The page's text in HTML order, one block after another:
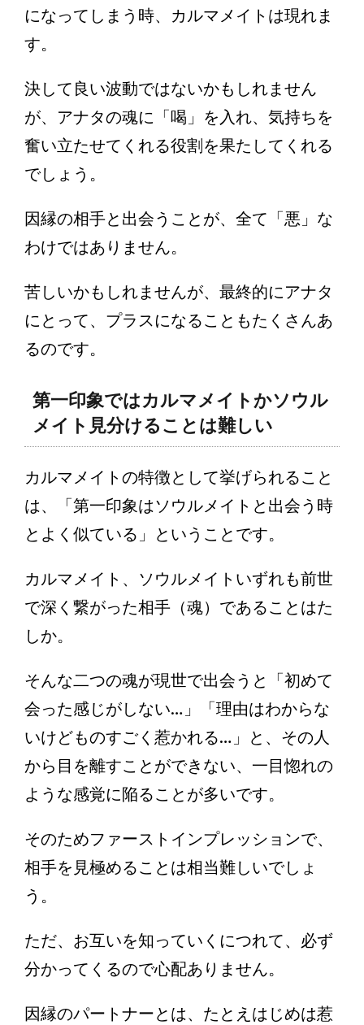
になってしまう時、カルマメイトは現れま
す。
決して良い波動ではないかもしれません
が、アナタの魂に「喝」を入れ、気持ちを
奮い立たせてくれる役割を果たしてくれる
でしょう。
因縁の相手と出会うことが、全て「悪」な
わけではありません。
苦しいかもしれませんが、最終的にアナタ
にとって、プラスになることもたくさんあ
るのです。
第一印象ではカルマメイトかソウル
メイト見分けることは難しい
カルマメイトの特徴として挙げられること
は、「第一印象はソウルメイトと出会う時
とよく似ている」ということです。
カルマメイト、ソウルメイトいずれも前世
で深く繋がった相手（魂）であることはた
しか。
そんな二つの魂が現世で出会うと「初めて
会った感じがしない…」「理由はわからな
いけどものすごく惹かれる…」と、その人
から目を離すことができない、一目惚れの
ような感覚に陥ることが多いです。
そのためファーストインプレッションで、
相手を見極めることは相当難しいでしょ
う。
ただ、お互いを知っていくにつれて、必ず
分かってくるので心配ありません。
因縁のパートナーとは、たとえはじめは惹